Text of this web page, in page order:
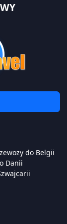
do Belgii
Danii